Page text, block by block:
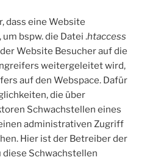
dass eine Website
bspw. die Datei .htaccess
Website Besucher auf die
weitergeleitet wird,
auf den Webspace. Dafür
die über
Schwachstellen eines
administrativen Zugriff
Hier ist der Betreiber der
Schwachstellen